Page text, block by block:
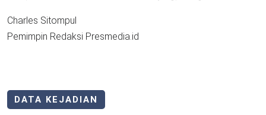
Charles Sitompul
Pemimpin Redaksi Presmedia.id
DATA KEJADIAN